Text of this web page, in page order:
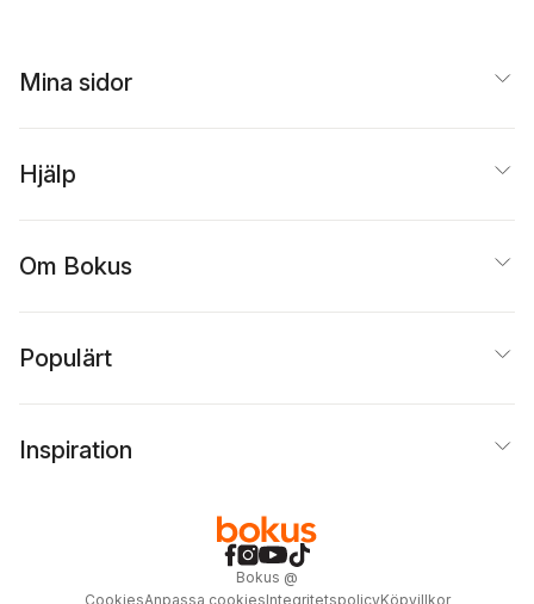
Mina sidor
Hjälp
Om Bokus
Populärt
Inspiration
Bokus @
CookiesAnpassa cookiesIntegritetspolicyKöpvillkor